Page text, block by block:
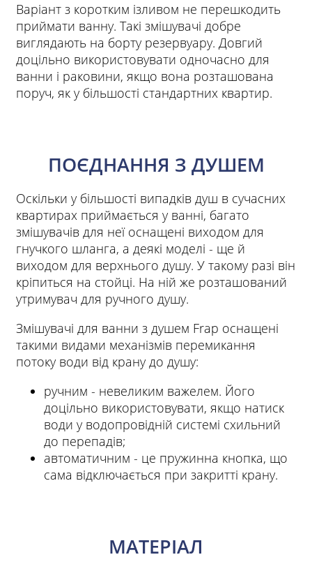
Варіант з коротким ізливом не перешкодить
приймати ванну. Такі змішувачі добре
виглядають на борту резервуару. Довгий
доцільно використовувати одночасно для
ванни і раковини, якщо вона розташована
поруч, як у більшості стандартних квартир.
ПОЄДНАННЯ З ДУШЕМ
Оскільки у більшості випадків душ в сучасних
квартирах приймається у ванні, багато
змішувачів для неї оснащені виходом для
гнучкого шланга, а деякі моделі - ще й
виходом для верхнього душу. У такому разі він
кріпиться на стойці. На ній же розташований
утримувач для ручного душу.
Змішувачі для ванни з душем Frap оснащені
такими видами механізмів перемикання
потоку води від крану до душу:
ручним - невеликим важелем. Його
доцільно використовувати, якщо натиск
води у водопровідній системі схильний
до перепадів;
автоматичним - це пружинна кнопка, що
сама відключається при закритті крану.
МАТЕРІАЛ